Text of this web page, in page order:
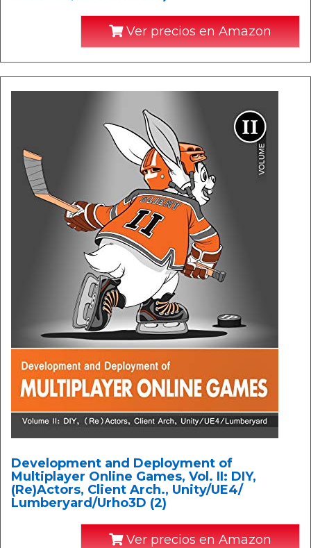
Ver precios en Amazon
Development and Deployment of
Multiplayer Online Games, Vol. II: DIY,
(Re)Actors, Client Arch., Unity/UE4/
Lumberyard/Urho3D (2)
Ver precios en Amazon